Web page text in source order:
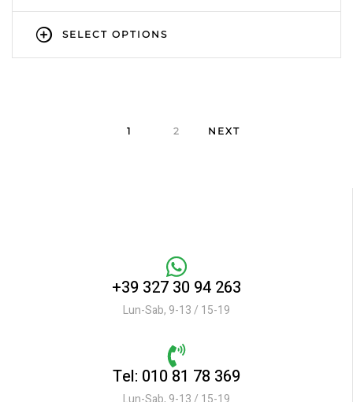
SELECT OPTIONS
1 2 NEXT
+39 327 30 94 263
Lun-Sab, 9-13 / 15-19
Tel: 010 81 78 369